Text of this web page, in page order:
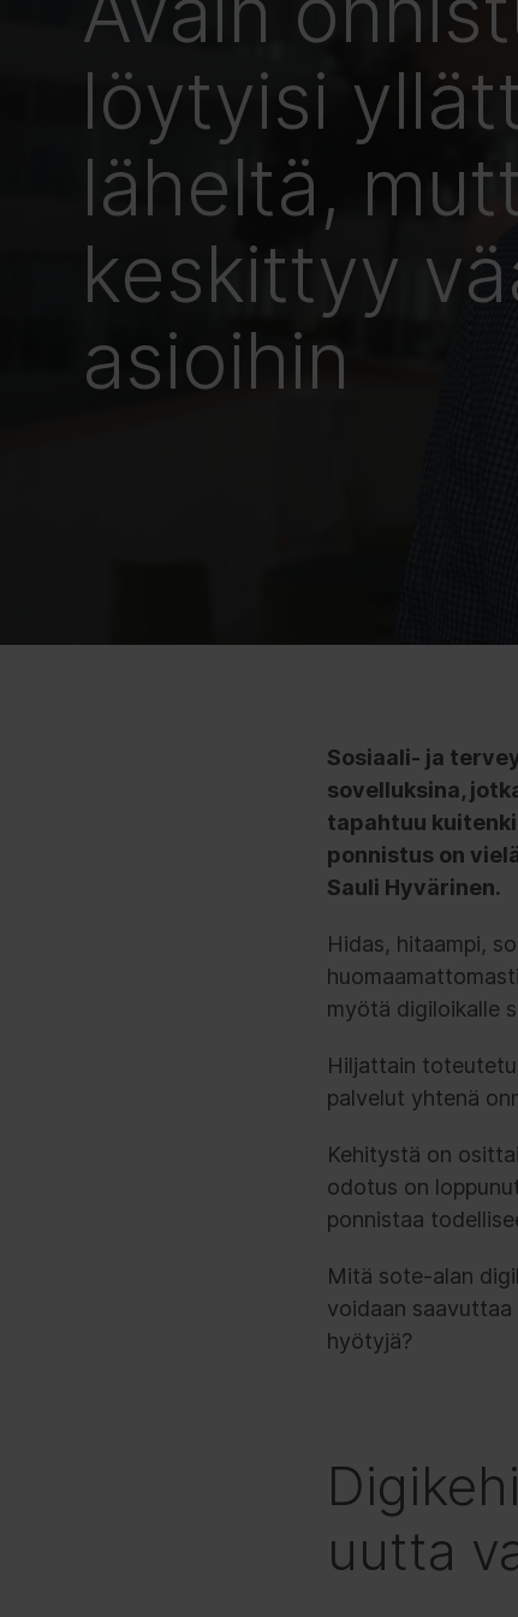
löytyisi
läheltä,
keskittyy
asioihin
Sosiaali- ja
sovelluksina,
tapahtuu
ponnistus on
Sauli Hyvärinen.
Hidas, hitaampi,
myötä digiloikalle
Hiljattain
palvelut yhtenä
Kehitystä on
odotus on
ponnistaa
Mitä sote-alan
voidaan saavuttaa
hyötyjä?
uutta